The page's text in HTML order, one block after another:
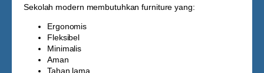
Sekolah modern membutuhkan furniture yang:
Ergonomis
Fleksibel
Minimalis
Aman
Tahan lama